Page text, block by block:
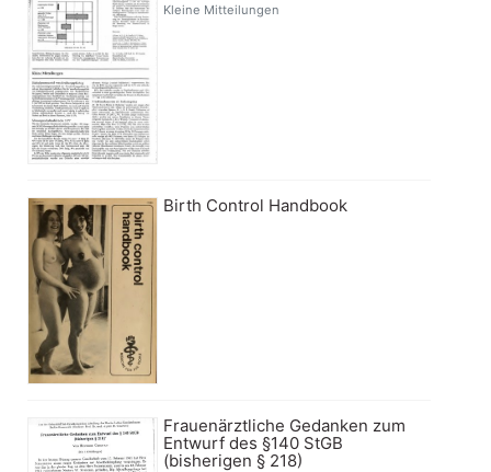
Kleine Mitteilungen
Birth Control Handbook
Frauenärztliche Gedanken zum
Entwurf des §140 StGB
(bisherigen § 218)